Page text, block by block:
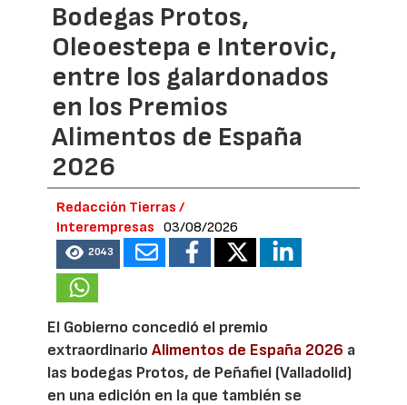
Bodegas Protos,
Oleoestepa e Interovic,
entre los galardonados
en los Premios
Alimentos de España
2026
Redacción Tierras /
Interempresas
03/08/2026
2043
El Gobierno concedió el premio
extraordinarioAlimentos de España 2026 a
las bodegas Protos, de Peñafiel (Valladolid)
en una edición en la que también se